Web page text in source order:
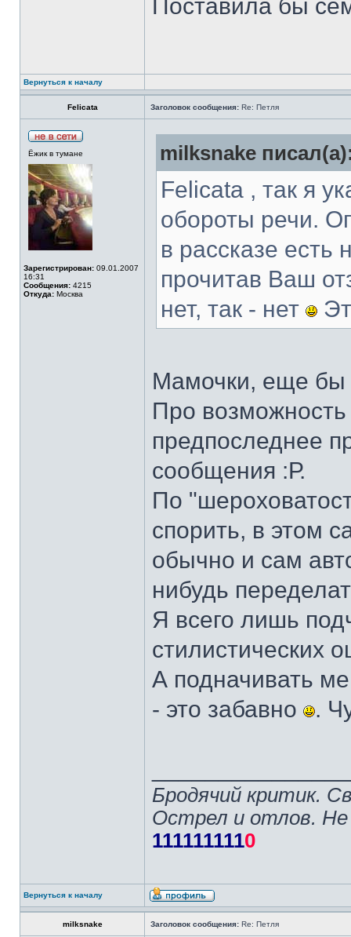
Поставила бы
Вернуться к началу
Felicata Заголовок сообщения: Re: Петля
Ёжик в тумане
Зарегистрирован: 09.01.2007
16:31
Сообщения: 4215
Откуда: Москва
milksnake
Felicata , так я
обороты речи.
в рассказе есть
прочитав Ваш
нет, так - нет
Мамочки, еще бы
Про
предпоследнее
сообщения :Р.
По
спорить, в этом
обычно и сам
нибудь
Я всего лишь
стилистических
А подначивать
- это забавно
.
Бродячий критик.
Острел и отлов. Не
1111111110
Вернуться к началу
milksnake Заголовок сообщения: Re: Петля